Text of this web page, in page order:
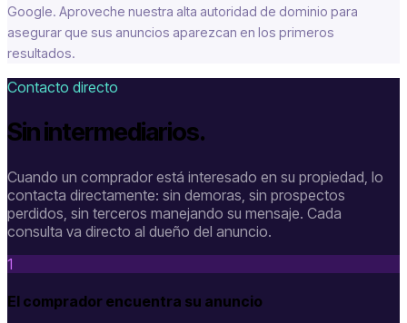
Google. Aproveche nuestra alta autoridad de dominio para
asegurar que sus anuncios aparezcan en los primeros
resultados.
Contacto directo
Sin intermediarios.
Cuando un comprador está interesado en su propiedad, lo
contacta directamente: sin demoras, sin prospectos
perdidos, sin terceros manejando su mensaje. Cada
consulta va directo al dueño del anuncio.
1
El comprador encuentra su anuncio